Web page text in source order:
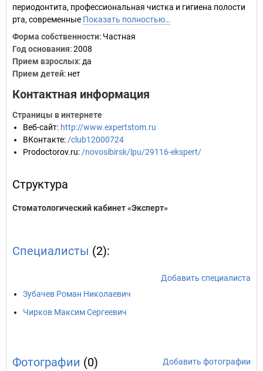
периодонтита, профессиональная чистка и гигиена полости
рта, современные Показать полностью…
Форма собственности: Частная
Год основания:2008
Прием взрослых: да
Прием детей: нет
Контактная информация
Страницы в интернете
Веб-сайт: http://www.expertstom.ru
ВКонтакте: /club12000724
Prodoctorov.ru: /novosibirsk/lpu/29116-ekspert/
Структура
Стоматологический кабинет «Эксперт»
Специалисты (2):
Добавить специалиста
Зубачев Роман Николаевич
Чирков Максим Сергеевич
Фотографии (0) Добавить фотографии